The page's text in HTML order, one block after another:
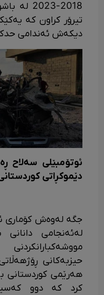
تیرۆر کراون کە
دیکەش ئەندامی
ئوتۆمبێلی سەلاح
دێموکڕاتی
جگە لەوەش کۆماری
لەئەنجامی
حیزبەکانی
کرد کە دوو